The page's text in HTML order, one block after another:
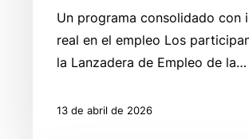
Un programa consolidado con
real en el empleo Los
la Lanzadera de Empleo de la…
13 de abril de 2026